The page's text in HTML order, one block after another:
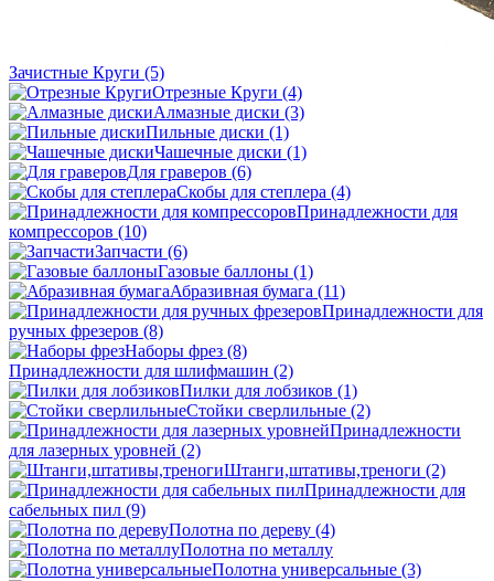
Зачистные Круги (5)
Отрезные Круги (4)
Алмазные диски (3)
Пильные диски (1)
Чашечные диски (1)
Для граверов (6)
Скобы для степлера (4)
Принадлежности для
компрессоров (10)
Запчасти (6)
Газовые баллоны (1)
Абразивная бумага (11)
Принадлежности для
ручных фрезеров (8)
Наборы фрез (8)
Принадлежности для шлифмашин (2)
Пилки для лобзиков (1)
Стойки сверлильные (2)
Принадлежности
для лазерных уровней (2)
Штанги,штативы,треноги (2)
Принадлежности для
сабельных пил (9)
Полотна по дереву (4)
Полотна по металлу
Полотна универсальные (3)